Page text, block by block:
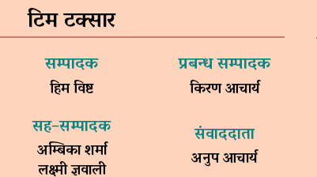
टिम टक्सार
सम्पादक
हिम विष्ट
प्रबन्ध सम्पादक
किरण आचार्य
सह–सम्पादक
अम्बिका शर्मा
लक्ष्मी ज्ञवाली
संवाददाता
अनुप आचार्य